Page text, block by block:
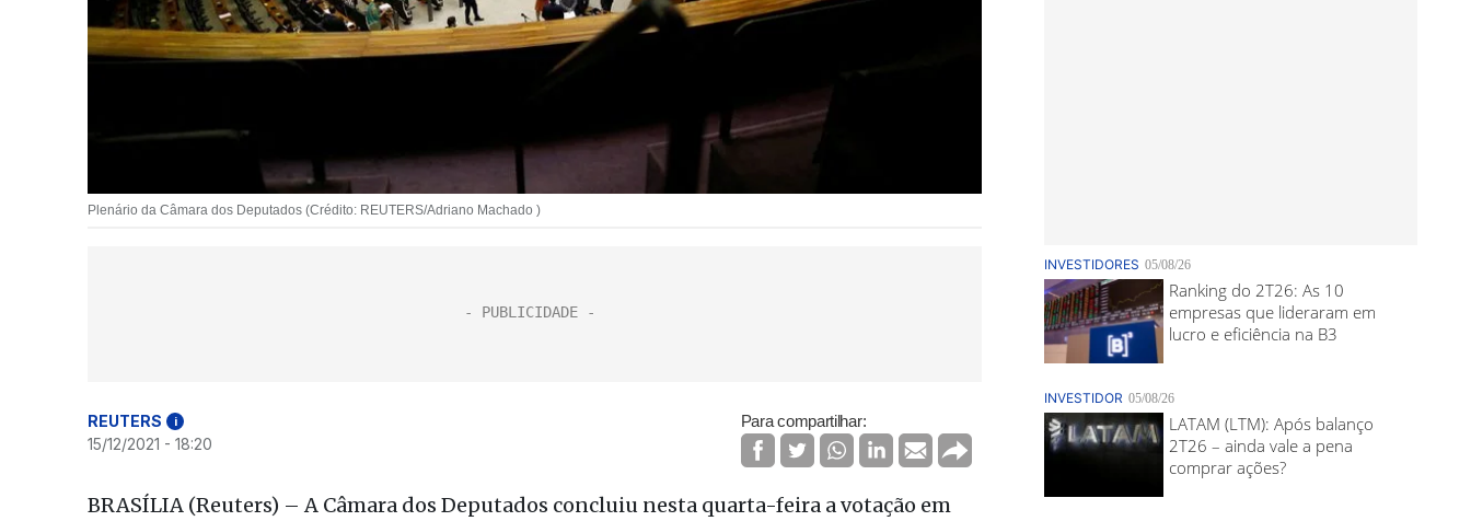
Plenário da Câmara dos Deputados (Crédito: REUTERS/Adriano Machado )
REUTERS i
15/12/2021 - 18:20
Para compartilhar:
BRASÍLIA (Reuters) – A Câmara dos Deputados concluiu nesta quarta-feira a votação em